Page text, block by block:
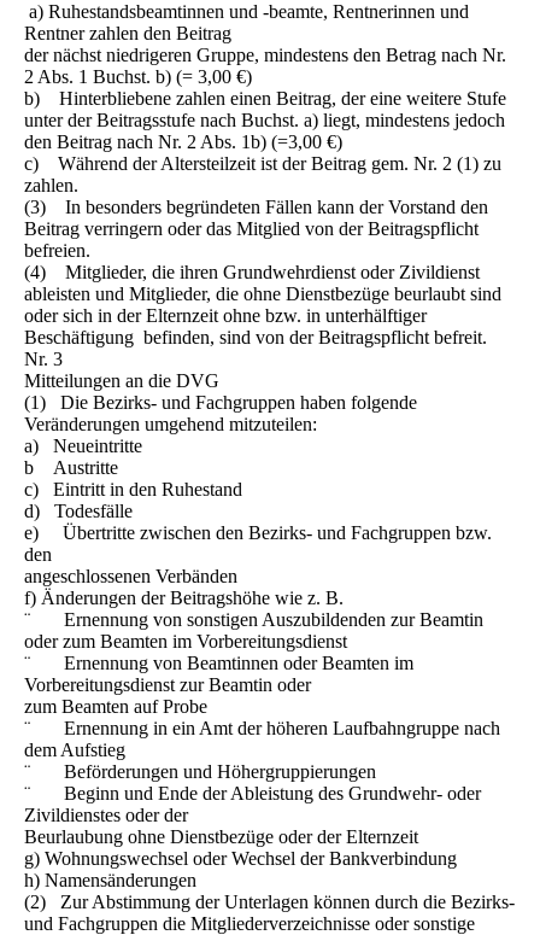
a) Ruhestandsbeamtinnen und -beamte, Rentnerinnen und
Rentner zahlen den Beitrag
der nächst niedrigeren Gruppe, mindestens den Betrag nach Nr.
2 Abs. 1 Buchst. b) (= 3,00 €)
b) Hinterbliebene zahlen einen Beitrag, der eine weitere Stufe
unter der Beitragsstufe nach Buchst. a) liegt, mindestens jedoch
den Beitrag nach Nr. 2 Abs. 1b) (=3,00 €)
c) Während der Altersteilzeit ist der Beitrag gem. Nr. 2 (1) zu
zahlen.
(3) In besonders begründeten Fällen kann der Vorstand den
Beitrag verringern oder das Mitglied von der Beitragspflicht
befreien.
(4) Mitglieder, die ihren Grundwehrdienst oder Zivildienst
ableisten und Mitglieder, die ohne Dienstbezüge beurlaubt sind
oder sich in der Elternzeit ohne bzw. in unterhälftiger
Beschäftigung befinden, sind von der Beitragspflicht befreit.
Nr. 3
Mitteilungen an die DVG
(1) Die Bezirks- und Fachgruppen haben folgende
Veränderungen umgehend mitzuteilen:
a) Neueintritte
b Austritte
c) Eintritt in den Ruhestand
d) Todesfälle
e) Übertritte zwischen den Bezirks- und Fachgruppen bzw.
den
angeschlossenen Verbänden
f) Änderungen der Beitragshöhe wie z. B.
¨ Ernennung von sonstigen Auszubildenden zur Beamtin
oder zum Beamten im Vorbereitungsdienst
¨ Ernennung von Beamtinnen oder Beamten im
Vorbereitungsdienst zur Beamtin oder
zum Beamten auf Probe
¨ Ernennung in ein Amt der höheren Laufbahngruppe nach
dem Aufstieg
¨ Beförderungen und Höhergruppierungen
¨ Beginn und Ende der Ableistung des Grundwehr- oder
Zivildienstes oder der
Beurlaubung ohne Dienstbezüge oder der Elternzeit
g) Wohnungswechsel oder Wechsel der Bankverbindung
h) Namensänderungen
(2) Zur Abstimmung der Unterlagen können durch die Bezirks-
und Fachgruppen die Mitgliederverzeichnisse oder sonstige